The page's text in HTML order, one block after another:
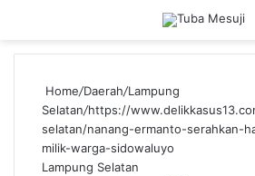
Home/Daerah/Lampung
Selatan/https://
selatan/nanang-ermanto-serahkan-
milik-warga-sidowaluyo
Lampung Selatan